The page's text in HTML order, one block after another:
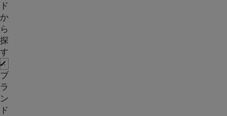
ド
か
ら
探
す
ブ
ラ
ン
ド